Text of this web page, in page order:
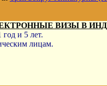
ВИЗЫ В
и 5 лет.
лицам.